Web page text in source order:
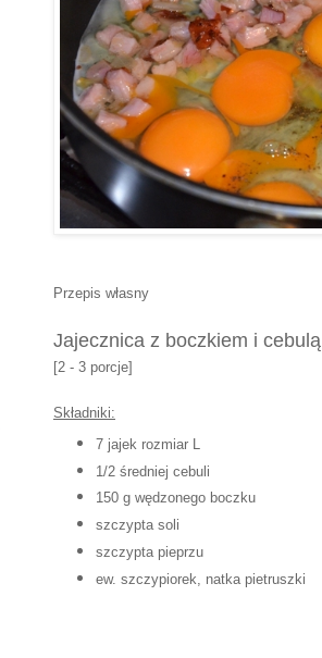
Przepis własny
Jajecznica z boczkiem i cebulą
[2 - 3 porcje]
Składniki:
7 jajek rozmiar L
1/2 średniej cebuli
150 g wędzonego boczku
szczypta soli
szczypta pieprzu
ew. szczypiorek, natka pietruszki